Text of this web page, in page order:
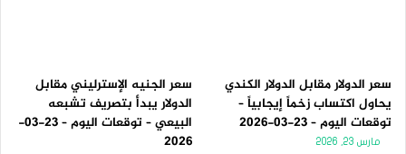
سعر الدولار مقابل الدولار الكندي
يحاول اكتساب زخماً إيجابياً –
توقعات اليوم – 23-03-2026
مارس 23, 2026
سعر الجنيه الإسترليني مقابل
الدولار يبدأ بتصريف تشبعه
البيعي – توقعات اليوم – 23-03-
2026